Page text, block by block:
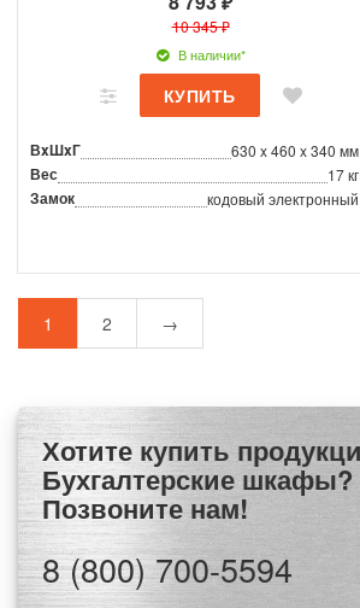
10 345 ₽
В наличии*
ВxШxГ 630 x 460 x 340 мм
Вес 17 кг
Замок кодовый электронный
1 2 →
Хотите купить продукцию из категории
Бухгалтерские шкафы?
Позвоните нам!
8 (800) 700-5594